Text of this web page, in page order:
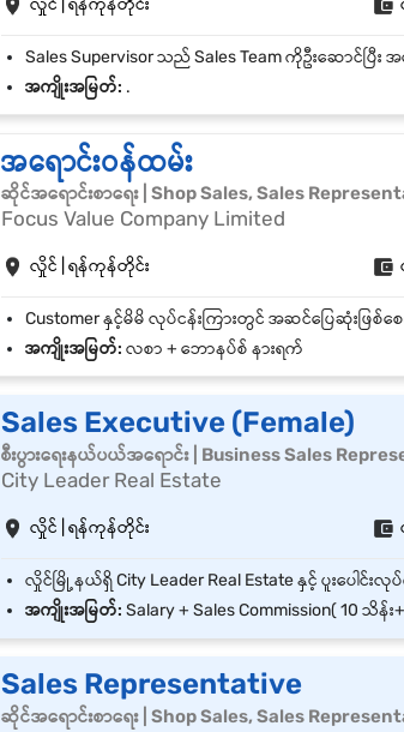
လှိုင် | ရန်ကုန်တိုင်း
အကျိုးအမြတ်: .
အရောင်းဝန်ထမ်း
ဆိုင်အရောင်းစာရေး | Shop Sales, Sales
Focus Value Company Limited
လှိုင် | ရန်ကုန်တိုင်း
အကျိုးအမြတ်: လစာ + ဘောနပ်စ် နားရက်
Sales Executive (Female)
စီးပွားရေးနယ်ပယ်အရောင်း | Business Sales
City Leader Real Estate
လှိုင် | ရန်ကုန်တိုင်း
အကျိုးအမြတ်: Salary + Sales Commission( 10 သိန်း
Sales Representative
ဆိုင်အရောင်းစာရေး | Shop Sales, Sales